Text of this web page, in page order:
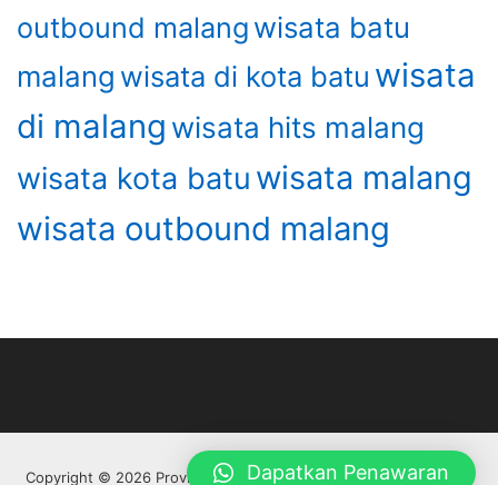
outbound malang wisata batu
malang wisata di kota batu wisata
di malang wisata hits malang
wisata kota batu wisata malang
wisata outbound malang
Copyright © 2026 Provider Outbound Di Malang Batu Adventure
Dapatkan Penawaran